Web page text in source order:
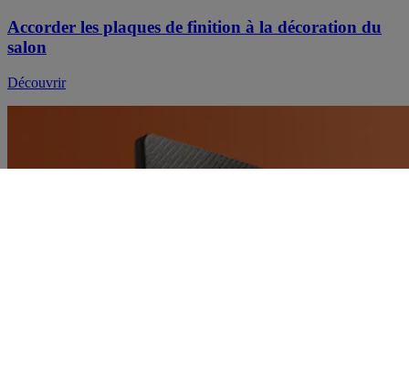
Accorder les plaques de finition à la décoration du
salon
Découvrir